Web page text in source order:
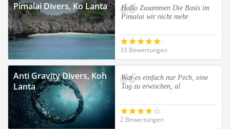
Pimalai Divers, Ko Lanta
Hallo Zusammen Die Basis im
Pimalai wir nicht mehr
33 Bewertungen
Anti Gravity Divers, Koh
Lanta
War es einfach nur Pech, eine
Tag zu erwischen, al
2 Bewertungen